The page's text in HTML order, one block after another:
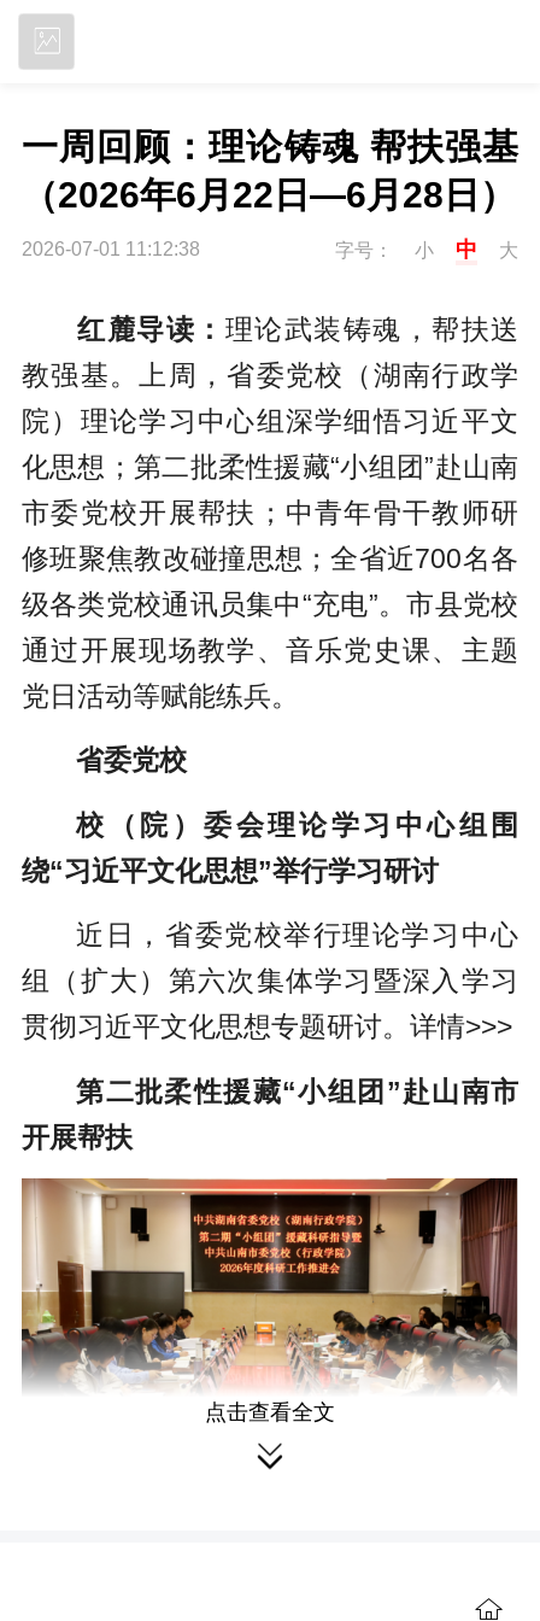
一周回顾：理论铸魂 帮扶强基
（2026年6月22日—6月28日）
2026-07-01 11:12:38 字号： 小 中 大
红麓导读： 理论武装铸魂，帮扶送
教强基。上周，省委党校（湖南行政学
院）理论学习中心组深学细悟习近平文
化思想；第二批柔性援藏“小组团”赴山南
市委党校开展帮扶；中青年骨干教师研
修班聚焦教改碰撞思想；全省近700名各
级各类党校通讯员集中“充电”。市县党校
通过开展现场教学、音乐党史课、主题
党日活动等赋能练兵。
省委党校
校（院）委会理论学习中心组围
绕“习近平文化思想”举行学习研讨
近日，省委党校举行理论学习中心
组（扩大）第六次集体学习暨深入学习
贯彻习近平文化思想专题研讨。 详情>>>
第二批柔性援藏“小组团”赴山南市
开展帮扶
组团”一行7人，赴西藏山南市委党校开展
点击查看全文
